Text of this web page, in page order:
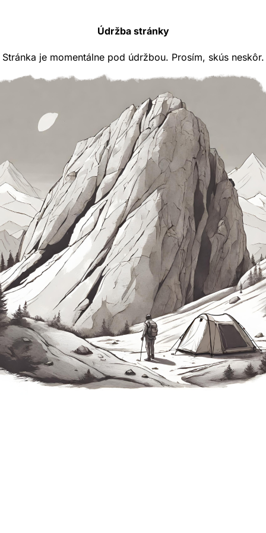
Údržba stránky
Stránka je momentálne pod údržbou. Prosím, skús neskôr.